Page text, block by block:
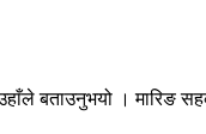
बताउनुभयो । मारिङ